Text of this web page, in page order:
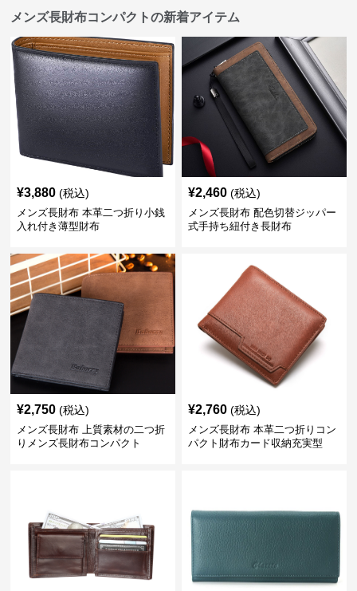
メンズ長財布コンパクトの新着アイテム
¥3,880 (税込)
メンズ長財布 本革二つ折り小銭
入れ付き薄型財布
¥2,460 (税込)
メンズ長財布 配色切替ジッパー
式手持ち紐付き長財布
¥2,750 (税込)
メンズ長財布 上質素材の二つ折
りメンズ長財布コンパクト
¥2,760 (税込)
メンズ長財布 本革二つ折りコン
パクト財布カード収納充実型